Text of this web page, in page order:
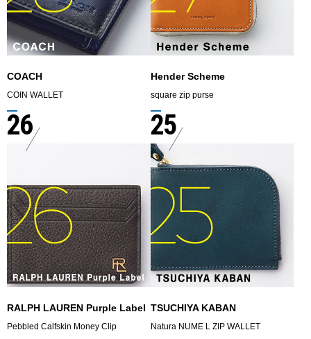
COACH
COIN WALLET
Hender Scheme
square zip purse
26
RALPH LAUREN Purple Label
Pebbled Calfskin Money Clip
25
TSUCHIYA KABAN
Natura NUME L ZIP WALLET